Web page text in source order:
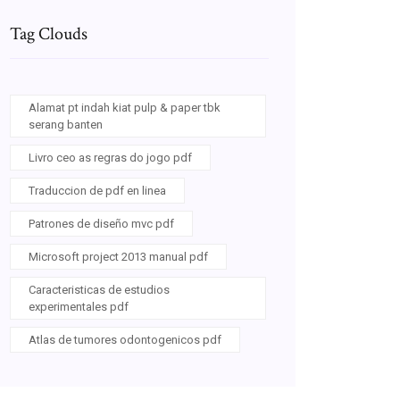
Tag Clouds
Alamat pt indah kiat pulp & paper tbk
serang banten
Livro ceo as regras do jogo pdf
Traduccion de pdf en linea
Patrones de diseño mvc pdf
Microsoft project 2013 manual pdf
Caracteristicas de estudios
experimentales pdf
Atlas de tumores odontogenicos pdf